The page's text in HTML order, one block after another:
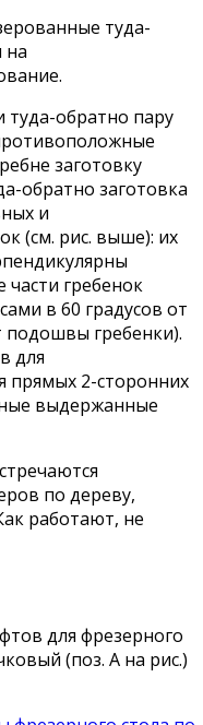
туда-
на
туда-обратно пару
заготовку
обратно заготовка
и
(см. рис. выше): их
части гребенок
в 60 градусов от
подошвы гребенки).
для
прямых 2-сторонних
выдержанные
по дереву,
работают, не
для фрезерного
(поз. А на рис.)